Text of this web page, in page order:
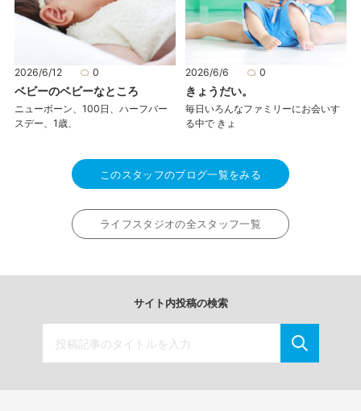
2026/6/12 0
ベビーのベビーなところ
ニューボーン、100日、ハーフバー
スデー、1歳、
2026/6/6 0
きょうだい。
毎日いろんなファミリーにお会いす
る中で きょ
このスタッフのブログ一覧をみる
ライフスタジオの全スタッフ一覧
サイト内投稿の検索